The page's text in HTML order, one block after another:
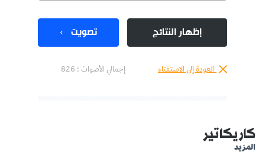
إظهار النتائج تصويت
العودة إلى الاستفتاء إجمالي الأصوات : 826
كاريكاتير
المزيد